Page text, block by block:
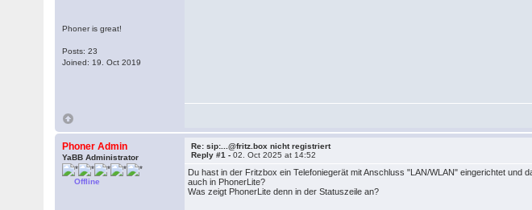
Phoner is great!
Posts: 23
Joined: 19. Oct 2019
Phoner Admin
YaBB Administrator
Offline
Re: sip:...@fritz.box nicht registriert
Reply #1 -02. Oct 2025 at 14:52
Du hast in der Fritzbox ein Telefoniegerät mit Anschluss "LAN/WLAN" eingerichtet
auch in PhonerLite?
Was zeigt PhonerLite denn in der Statuszeile an?